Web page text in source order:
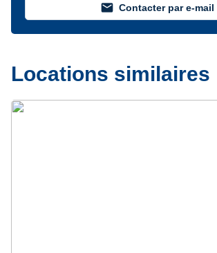
mail Contacter par e-mail
Locations similaires
Précédent
Suivant